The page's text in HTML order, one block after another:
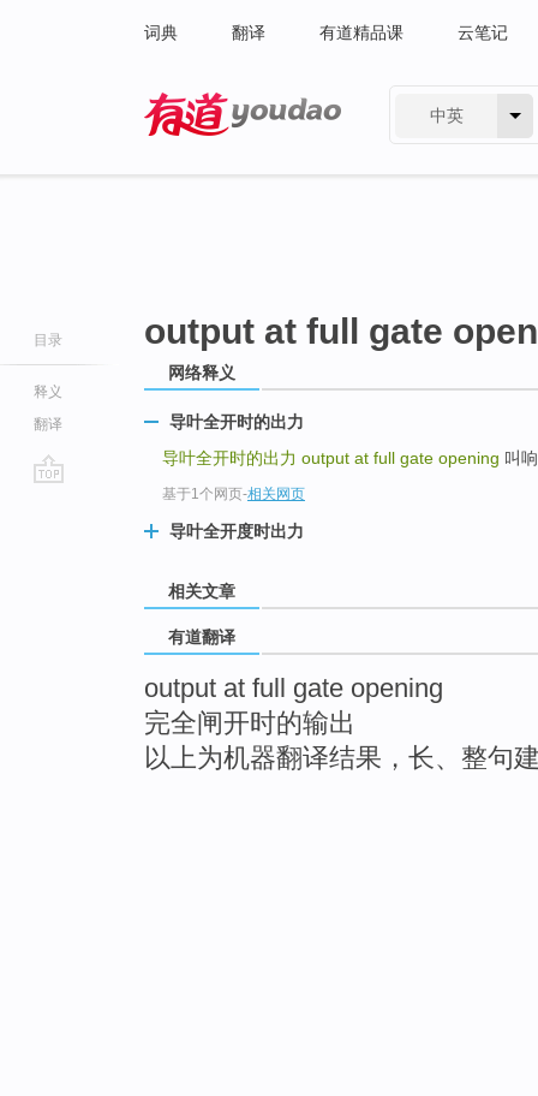
词典 翻译 有道精品课 云笔记
中英
目录
释义
翻译
output at full gate
网络释义
导叶全开时的出力
导叶全开时的出力 output at full gate opening 叫
基于1个网页-相关网页
导叶全开度时出力
相关文章
有道翻译
output at full gate opening
完全闸开时的输出
以上为机器翻译结果，长、整句